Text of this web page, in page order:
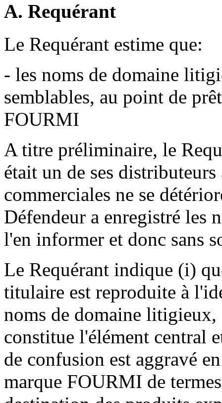
A. Requérant
Le Requérant estime que:
- les noms de domaine
semblables, au point de
FOURMI
A titre préliminaire, le
était un de ses
commerciales ne se
Défendeur a enregistré les
l'en informer et donc sans
Le Requérant indique (i)
titulaire est reproduite à
noms de domaine
constitue l'élément central
de confusion est aggravé
marque FOURMI de